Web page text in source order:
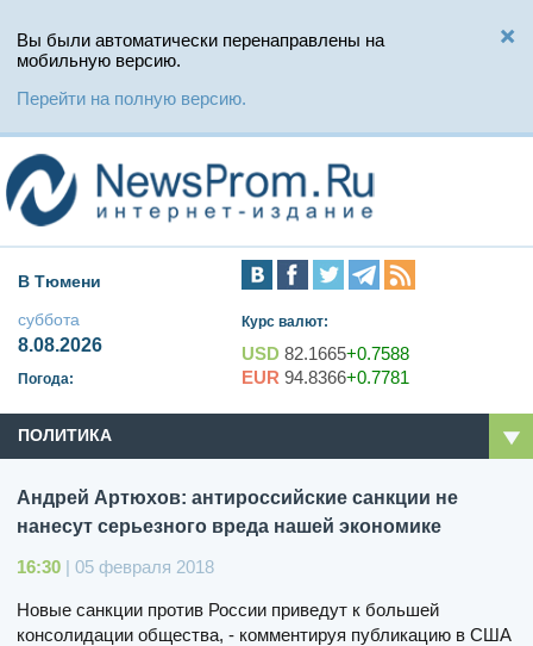
Вы были автоматически перенаправлены на
мобильную версию.
Перейти на полную версию.
В Тюмени
суббота
8.08.2026
Погода:
Курс валют:
USD 82.1665+0.7588
EUR 94.8366+0.7781
ПОЛИТИКА
Андрей Артюхов: антироссийские санкции не
нанесут серьезного вреда нашей экономике
16:30 | 05 февраля 2018
Новые санкции против России приведут к большей
консолидации общества, - комментируя публикацию в США